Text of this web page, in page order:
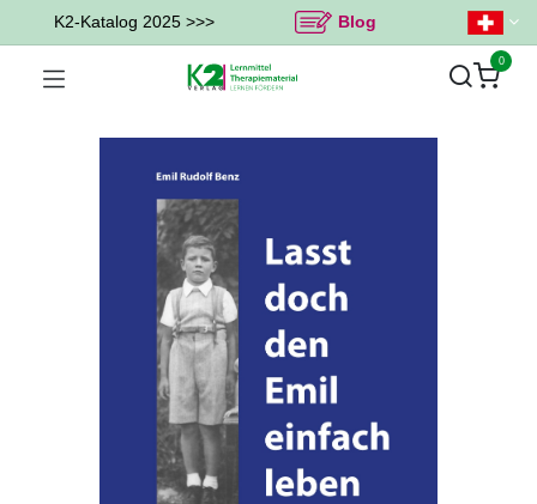
K2-Katalog 2025 >>> Blog
0